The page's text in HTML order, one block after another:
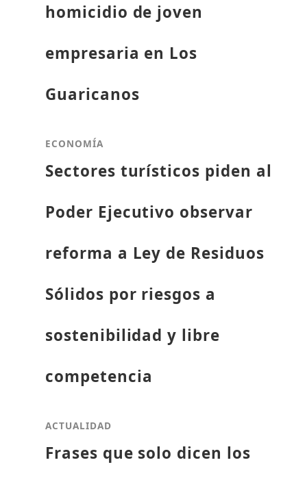
homicidio de joven
empresaria en Los
Guaricanos
ECONOMÍA
Sectores turísticos piden al
Poder Ejecutivo observar
reforma a Ley de Residuos
Sólidos por riesgos a
sostenibilidad y libre
competencia
ACTUALIDAD
Frases que solo dicen los